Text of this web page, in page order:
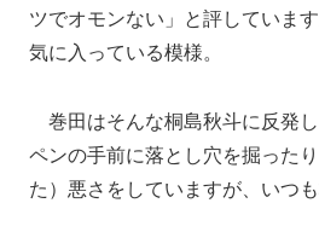
ツでオモンない」と評していま
気に入っている模様。
巻田はそんな桐島秋斗に反発
ペンの手前に落とし穴を掘った
た）悪さをしていますが、いつも